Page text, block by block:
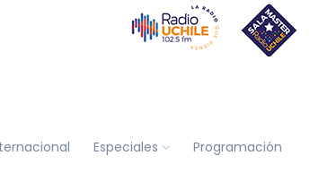
Especiales Programación